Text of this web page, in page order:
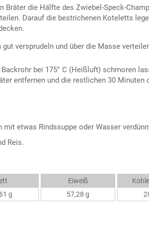
Bräter die Hälfte des Zwiebel-Speck-
Darauf die bestrichenen Koteletts
versprudeln und über die Masse
bei 175° C (Heißluft) schmoren
entfernen und die restlichen 30 Minuten
etwas Rindssuppe oder Wasser
Reis.
g
Eiweiß
57,28 g